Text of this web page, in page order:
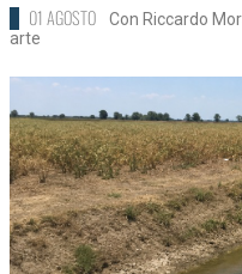
01 AGOSTO
Con Riccardo
arte